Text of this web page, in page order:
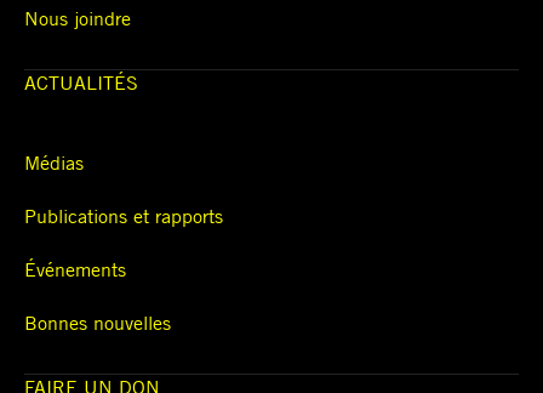
Nous joindre
ACTUALITÉS
Médias
Publications et rapports
Événements
Bonnes nouvelles
FAIRE UN DON